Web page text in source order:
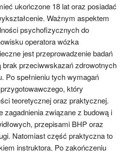
ukończone 18 lat oraz posiadać
Ważnym aspektem
psychofizycznych do
operatora wózka
jest przeprowadzenie badań
przeciwwskazań zdrowotnych
Po spełnieniu tych wymagań
który
teoretycznej oraz praktycznej.
zagadnienia związane z budową i
przepisami BHP oraz
Natomiast część praktyczna to
instruktora. Po zakończeniu